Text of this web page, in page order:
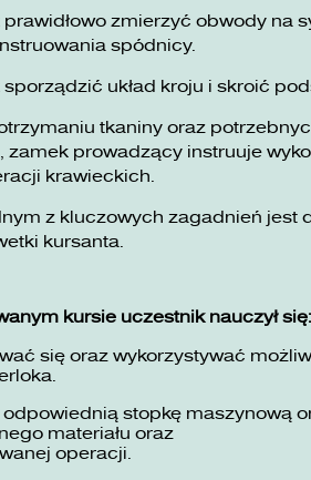
prawidłowo zmierzyć obwody na
spódnicy.
sporządzić układ kroju i skroić
tkaniny oraz
zamek prowadzący instruuje
krawieckich.
z kluczowych zagadnień jest
kursanta.
kursie uczestnik nauczył się:
się oraz wykorzystywać
stopkę maszynową
materiału oraz
operacji.